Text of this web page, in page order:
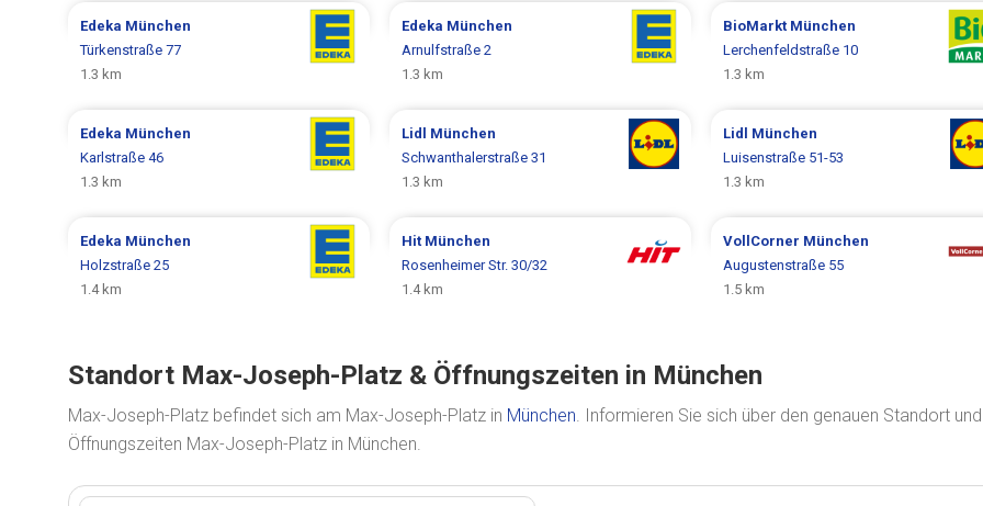
Edeka München
Türkenstraße 77
1.3 km
Edeka München
Arnulfstraße 2
1.3 km
BioMarkt München
Lerchenfeldstraße 10
1.3 km
Edeka München
Karlstraße 46
1.3 km
Lidl München
Schwanthalerstraße 31
1.3 km
Lidl München
Luisenstraße 51-53
1.3 km
Edeka München
Holzstraße 25
1.4 km
Hit München
Rosenheimer Str. 30/32
1.4 km
VollCorner München
Augustenstraße 55
1.5 km
Standort Max-Joseph-Platz & Öffnungszeiten in München
Max-Joseph-Platz befindet sich am Max-Joseph-Platz in München. Informieren Sie sich über den genauen Standort
Öffnungszeiten Max-Joseph-Platz in München.